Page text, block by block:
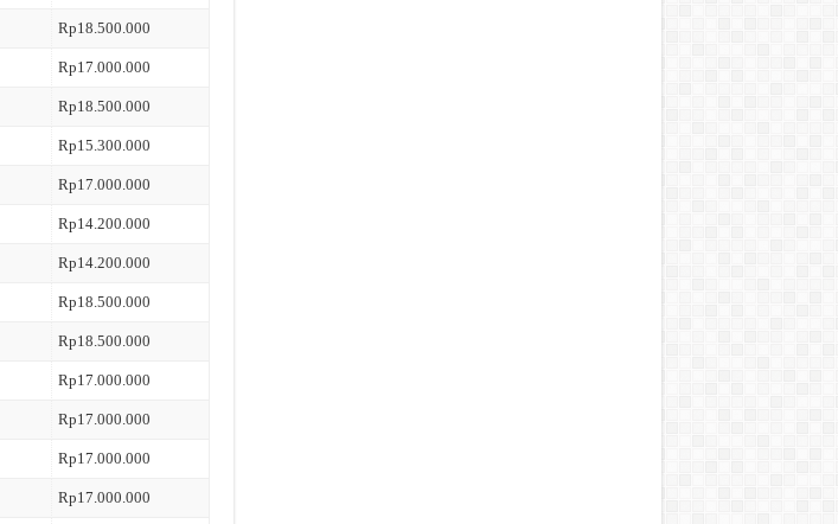
Rp18.500.000
Rp17.000.000
Rp18.500.000
Rp15.300.000
Rp17.000.000
Rp14.200.000
Rp14.200.000
Rp18.500.000
Rp18.500.000
Rp17.000.000
Rp17.000.000
Rp17.000.000
Rp17.000.000